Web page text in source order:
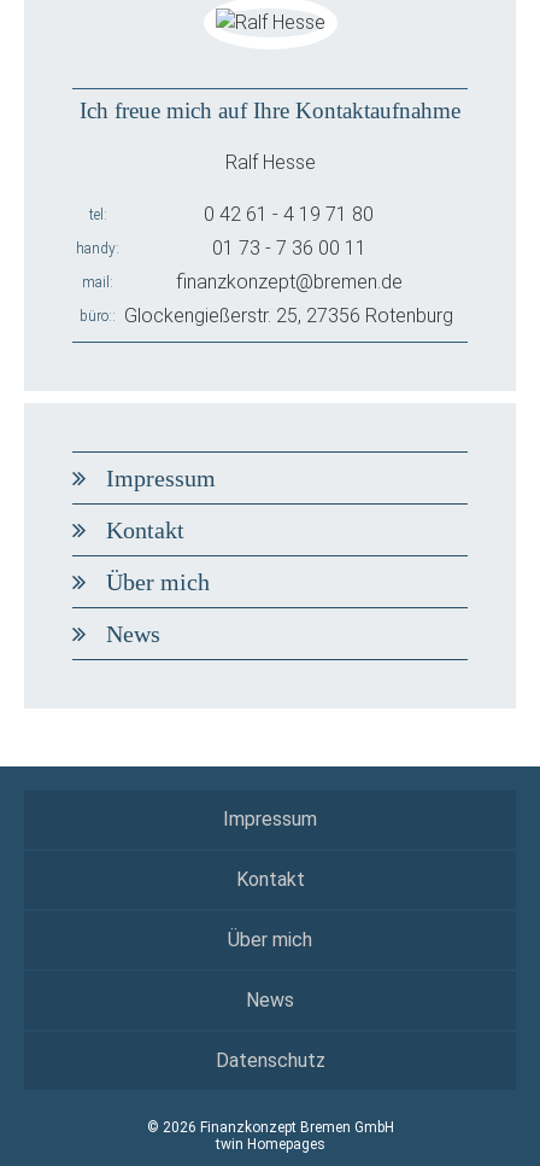
Ich freue mich auf Ihre Kontaktaufnahme
Ralf Hesse
tel 0 42 61 - 4 19 71 80
handy 01 73 - 7 36 00 11
mail finanzkonzept@bremen.de
büro: Glockengießerstr. 25, 27356 Rotenburg
Impressum
Kontakt
Über mich
News
Impressum
Kontakt
Über mich
News
Datenschutz
© 2026 Finanzkonzept Bremen GmbH
twin Homepages